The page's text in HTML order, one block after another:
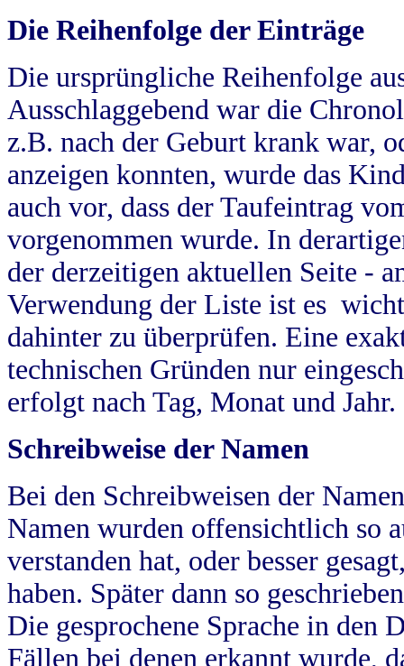
Die Reihenfolge der Einträge
Die ursprüngliche Reihenfolge
Ausschlaggebend war die
z.B. nach der Geburt krank war,
anzeigen konnten, wurde das
auch vor, dass der Taufeintrag
vorgenommen wurde. In
der derzeitigen aktuellen Seite -
Verwendung der Liste ist es
dahinter zu überprüfen. Eine
technischen Gründen nur
erfolgt nach Tag, Monat und Jahr.
Schreibweise der Namen
Bei den Schreibweisen der
Namen wurden offensichtlich so
verstanden hat, oder besser
haben. Später dann so
Die gesprochene Sprache in
Fällen bei denen erkannt wurde,